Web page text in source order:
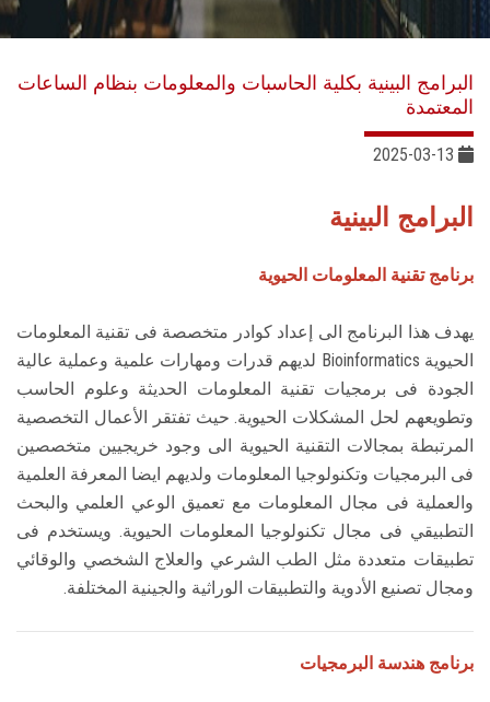
المراكز والوحدات
الأنظمة الذكية
هيئة التدريس
الدراسات العليا
الخريجين
الموظفون
الزائـرون
البرامج البينية بكلية الحاسبات والمعلومات بنظام الساعات
المعتمدة
البرامج البينية
برنامج تقنية المعلومات الحيوية
يهدف هذا البرنامج الى إعداد كوادر متخصصة فى تقنية المعلومات
الحيوية Bioinformatics لديهم قدرات ومهارات علمية وعملية عالية
الجودة فى برمجيات تقنية المعلومات الحديثة وعلوم الحاسب
وتطويعهم لحل المشكلات الحيوية. حيث تفتقر الأعمال التخصصية
المرتبطة بمجالات التقنية الحيوية الى وجود خريجيين متخصصين
فى البرمجيات وتكنولوجيا المعلومات ولديهم ايضا المعرفة العلمية
والعملية فى مجال المعلومات مع تعميق الوعي العلمي والبحث
التطبيقي فى مجال تكنولوجيا المعلومات الحيوية. ويستخدم فى
تطبيقات متعددة مثل الطب الشرعي والعلاج الشخصي والوقائي
ومجال تصنيع الأدوية والتطبيقات الوراثية والجينية المختلفة.
برنامج هندسة البرمجيات